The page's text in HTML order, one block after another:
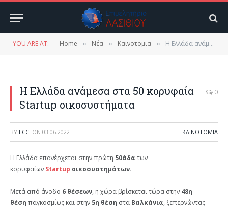
YOU ARE AT: Home » Νέα » Καινοτομια » Η Ελλάδα ανάμεσα στα 50 κορυφαία Startup οικοσυστήματα
Η Ελλάδα ανάμεσα στα 50 κορυφαία
Startup οικοσυστήματα
0
BY LCCI ON 03.06.2022 ΚΑΙΝΟΤΟΜΙΑ
Η Ελλάδα επανέρχεται στην πρώτη 50άδα των
κορυφαίων Startup οικοσυστημάτων.
Μετά από άνοδο 6 θέσεων, η χώρα βρίσκεται τώρα στην 48η
θέση παγκοσμίως και στην 5η θέση στα Βαλκάνια, ξεπερνώντας